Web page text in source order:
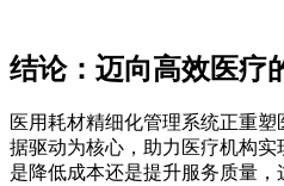
结论：迈向高效医疗
医用耗材精细化管理系统正重
据驱动为核心，助力医疗机构
是降低成本还是提升服务质量，